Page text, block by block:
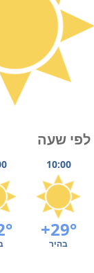
לפי שעה
10:00
+29°
בהיר